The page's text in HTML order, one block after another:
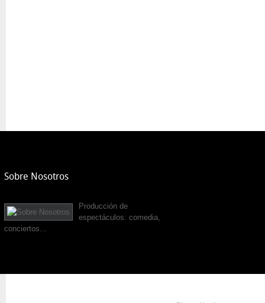
Sobre Nosotros
Producción de
espectáculos: comedia,
conciertos...